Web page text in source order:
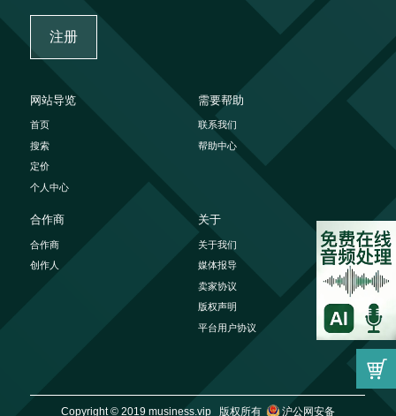
注册
网站导览
首页
搜索
定价
个人中心
需要帮助
联系我们
帮助中心
合作商
合作商
创作人
关于
关于我们
媒体报导
卖家协议
版权声明
平台用户协议
Copyright © 2019 musiness.vip 版权所有 沪公网安备